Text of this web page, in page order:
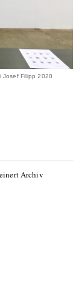
Josef Filipp 2020
Archiv